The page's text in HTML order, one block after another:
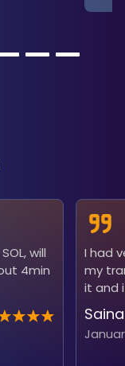
will
4min
I had
my
it and
Saina